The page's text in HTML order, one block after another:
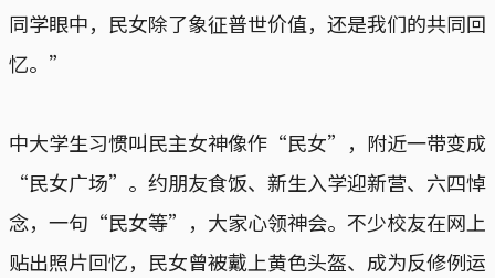
同学眼中，民女除了象征普世价值，还是我们的共同回
忆。”
中大学生习惯叫民主女神像作“民女”，附近一带变成
“民女广场”。约朋友食饭、新生入学迎新营、六四悼
念，一句“民女等”，大家心领神会。不少校友在网上
贴出照片回忆，民女曾被戴上黄色头盔、成为反修例运